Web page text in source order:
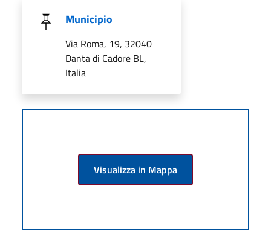
Municipio
Via Roma, 19, 32040
Danta di Cadore BL,
Italia
Visualizza in Mappa